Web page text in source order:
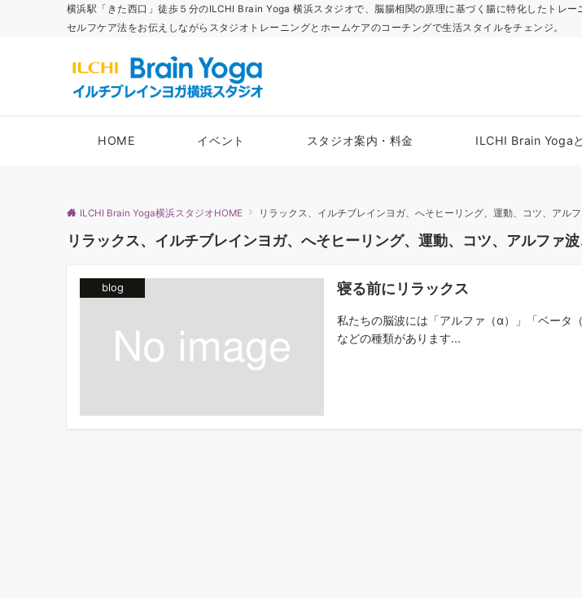
横浜駅「きた西口」徒歩５分のILCHI Brain Yoga 横浜スタジオで、脳腸相関の原理に基づく腸に特化したトレ
セルフケア法をお伝えしながらスタジオトレーニングとホームケアのコーチングで生活スタイルをチェンジ。
HOME イベント スタジオ案内・料金 ILCHI Brain Yoga
ILCHI Brain Yoga横浜スタジオHOME リラックス、イルチブレインヨガ、へそヒーリング、運動、コツ、アル
リラックス、イルチブレインヨガ、へそヒーリング、運動、コツ、アルファ
blog 寝る前にリラックス
私たちの脳波には「アルファ（α）」「ベータ
などの種類があります...